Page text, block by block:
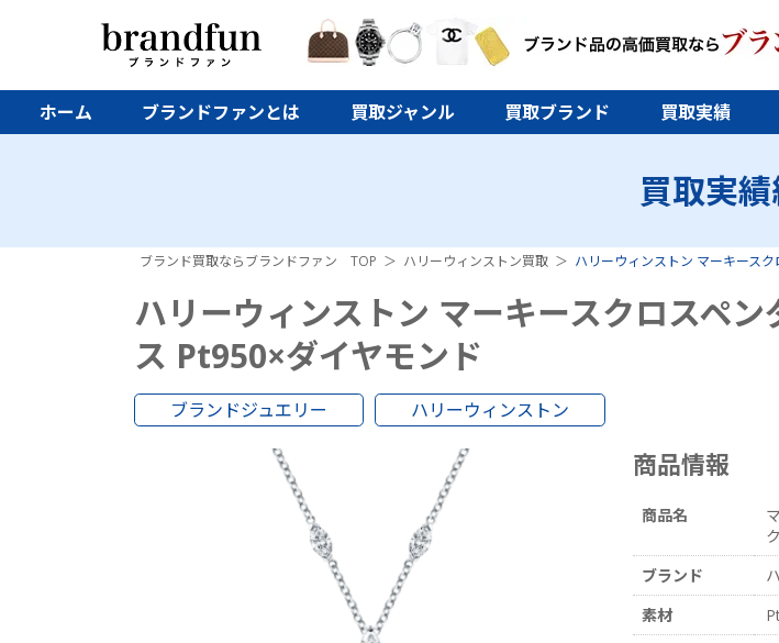
ホーム ブランドファンとは 買取ジャンル 買取ブランド 買取実績
買取実
ブランド買取ならブランドファン TOP ハリーウィンストン買取 ハリーウィンストン マーキース
ハリーウィンストン マーキースクロスペン
ス Pt950×ダイヤモンド
ブランドジュエリー ハリーウィンストン
商品情報
商品名
ブランド
素材